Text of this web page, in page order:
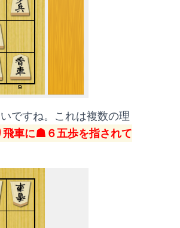
ですね。これは複数の理
車に☗６五歩を指されて